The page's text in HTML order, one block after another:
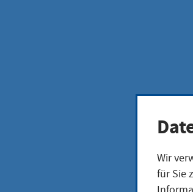
Wir
für Sie